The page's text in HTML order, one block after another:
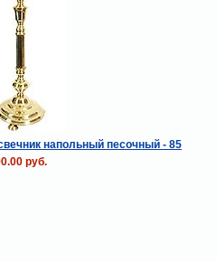
напольный песочный - 85
руб.